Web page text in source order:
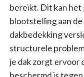
bereikt. Dit kan het
blootstelling aan
dakbedekking
structurele
je dak zorgt ervoor